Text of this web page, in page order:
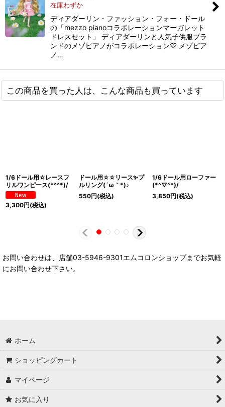
在庫わずか
ディアダーリン・ファッション・フォー・ドール
の「mezzo pianoコラボレーションマーガレット
ドレスセット」 ディアダーリンと人気子供服ブラ
ンドのメゾピアノがコラボレーション♡ メゾピア
ノ…
この商品を買った人は、こんな商品も買っています
1/6ドール用☆レースフ
リルワンピース(*^^*)/
3,300円(税込)
ドール用☆☆リース✨プ
ルリング(´ω｀*)♪
550円(税込)
1/6ドール用ローファー
(*^▽^*)/
3,850円(税込)
お問い合わせは、店舗03-5946-9301エムコロンショップまでお気軽
にお問い合わせ下さい。
ホーム
ショッピングカート
マイページ
お気に入り